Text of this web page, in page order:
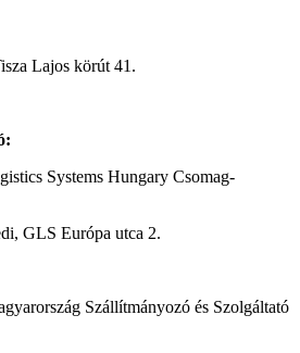
Lajos körút 41.
Systems Hungary Csomag-
GLS Európa utca 2.
Szállítmányozó és Szolgáltató